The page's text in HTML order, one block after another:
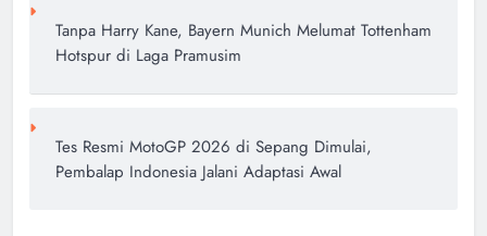
Tanpa Harry Kane, Bayern Munich Melumat Tottenham
Hotspur di Laga Pramusim
Tes Resmi MotoGP 2026 di Sepang Dimulai,
Pembalap Indonesia Jalani Adaptasi Awal